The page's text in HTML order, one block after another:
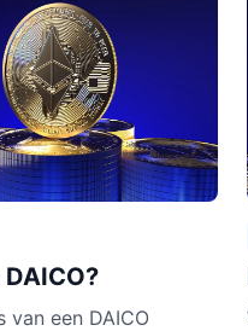
van een DAICO